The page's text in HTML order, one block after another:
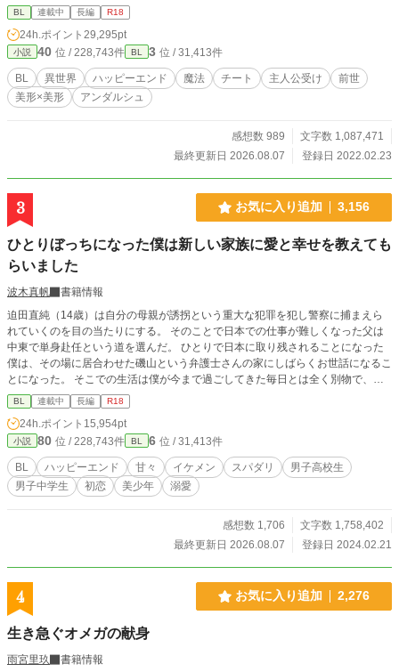
可哀想なサフィラスよ、さようなら。これからは我慢も自重
もしない。転生する前に、女神から与えられた強運という祝
福と無敵の魔法で、これまで虐げられてきたサフィラスは人
生を謳歌することを決意する！主人公が1ミリもピンチに陥ら
ないお気楽な話です。恋愛＆ラブHは物語後半に予定。
BL 連載中 長編 R18
24h.ポイント 29,295pt
小説 40 位 / 228,743件 BL 3 位 / 31,413件
BL 異世界 ハッピーエンド 魔法 チート 主人公受け
前世
美形×美形
アンダルシュ
感想数 989
文字数 1,087,471
最終更新日 2026.08.07
登録日 2022.02.23
3 お気に入り追加 3,156
ひとりぼっちになった僕は新しい家族に愛と幸せを教えても
らいました
波木真帆
書籍情報
迫田直純（14歳）は自分の母親が誘拐という重大な犯罪を犯し警察に捕まえら
れていくのを目の当たりにする。 そのことで日本での仕事が難しくなった父は
中東で単身赴任という道を選んだ。 ひとりで日本に取り残されることになった
僕は、その場に居合わせた磯山という弁護士さんの家にしばらくお世話になるこ
とになった。 そこでの生活は僕が今まで過ごしてきた毎日とは全く別物で、最
初は戸惑いつつも次第にこれが幸せなのかと感じるようになった。 そんな時、
磯山先生の甥っ子さんが一緒に暮らすようになって……。 母親に洗脳され抑圧
的な生活をしてきた直純と、直純に好意を持つ高校生の昇との可愛らしい恋のお
話です。 こちらは『歩けなくなったお荷物な僕がセレブなイケメン社長に甘々
なお世話されています』の中の脇カップルだったのですが、最近ものすごくこの
2人の出番が増えてきて主人公カップルの話が進まないので、直純が磯山先生宅
にお世話になるところから話を独立させることにしました。 とりあえずあちら
もありR18までは少しかかりますが、その場面には※つけます。
BL 連載中 長編 R18
24h.ポイント 15,954pt
小説 80 位 / 228,743件 BL 6 位 / 31,413件
BL ハッピーエンド 甘々 イケメン スパダリ
男子高校生
男子中学生
初恋 美少年 溺愛
感想数 1,706
文字数 1,758,402
最終更新日 2026.08.07
登録日 2024.02.21
4 お気に入り追加 2,276
生き急ぐオメガの献身
雨宮里玖
書籍情報